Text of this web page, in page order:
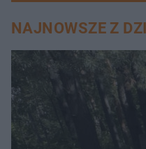
NAJNOWSZE Z